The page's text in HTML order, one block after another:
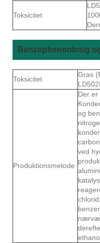
Toksicitet
Benzophenonbrug
Toksicitet
Gras
Produktionsmetode
Der er
og
ved